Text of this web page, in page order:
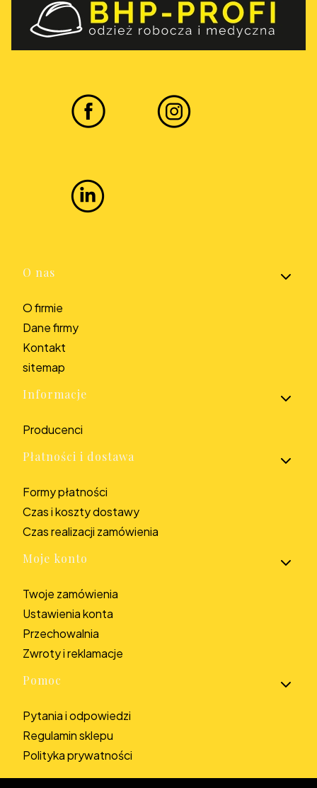
Linki w stopce
O nas
O firmie
Dane firmy
Kontakt
sitemap
Informacje
Producenci
Płatności i dostawa
Formy płatności
Czas i koszty dostawy
Czas realizacji zamówienia
Moje konto
Twoje zamówienia
Ustawienia konta
Przechowalnia
Zwroty i reklamacje
Pomoc
Pytania i odpowiedzi
Regulamin sklepu
Polityka prywatności